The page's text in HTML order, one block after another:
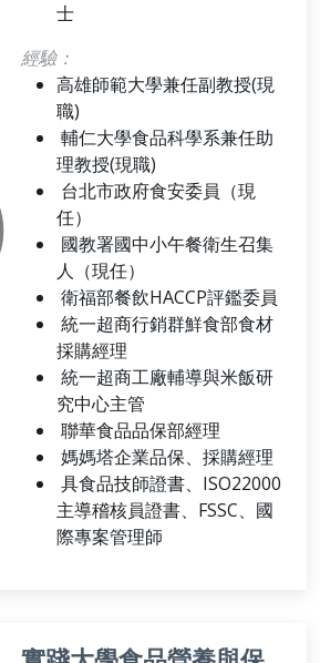
士
經驗：
高雄師範大學兼任副教授(現
職)
輔仁大學食品科學系兼任助
理教授(現職)
台北市政府食安委員（現
任）
國教署國中小午餐衛生召集
人（現任）
衛福部餐飲HACCP評鑑委員
統一超商行銷群鮮食部食材
採購經理
統一超商工廠輔導與米飯研
究中心主管
聯華食品品保部經理
媽媽塔企業品保、採購經理
具食品技師證書、ISO22000
主導稽核員證書、FSSC、國
際專案管理師